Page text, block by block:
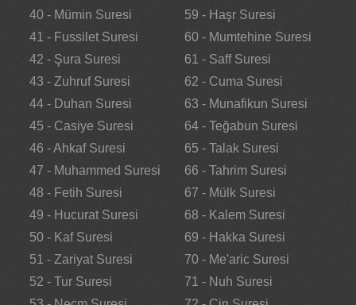
40 - Mümin Suresi
41 - Fussilet Suresi
42 - Şura Suresi
43 - Zuhruf Suresi
44 - Duhan Suresi
45 - Casiye Suresi
46 - Ahkaf Suresi
47 - Muhammed Suresi
48 - Fetih Suresi
49 - Hucurat Suresi
50 - Kaf Suresi
51 - Zariyat Suresi
52 - Tur Suresi
59 - Haşr Suresi
60 - Mumtehine Suresi
61 - Saff Suresi
62 - Cuma Suresi
63 - Munafikun Suresi
64 - Teğabun Suresi
65 - Talak Suresi
66 - Tahrim Suresi
67 - Mülk Suresi
68 - Kalem Suresi
69 - Hakka Suresi
70 - Me'aric Suresi
71 - Nuh Suresi